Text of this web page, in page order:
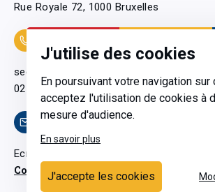
J'utilise des cookies
En poursuivant votre navigation sur
acceptez l'utilisation de cookies à
mesure d'audience.
En savoir plus
J'accepte les cookies
Rue Royale 72, 1000 Bruxelles
secretariatgeneral@pfwb.be
02 506 38 11
Contact
Ecrivez-nous
Contactez-nous